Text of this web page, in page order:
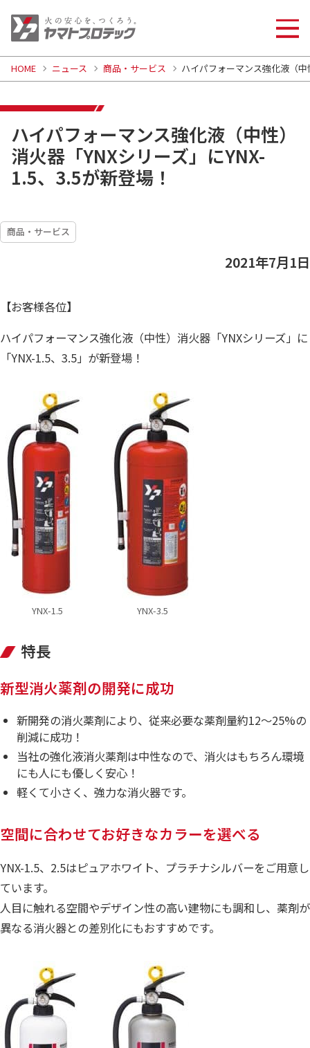
ハイパフォーマンス強化液（中性）
消火器「YNXシリーズ」にYNX-
1.5、3.5が新登場！
HOME ニュース 商品・サービス ハイパフォーマンス強化液（
商品・サービス
2021年7月1日
【お客様各位】
ハイパフォーマンス強化液（中性）消火器「YNXシリーズ」に
「YNX-1.5、3.5」が新登場！
YNX-1.5 YNX-3.5
特長
新型消火薬剤の開発に成功
新開発の消火薬剤により、従来必要な薬剤量約12～25%の
削減に成功！
当社の強化液消火薬剤は中性なので、消火はもちろん環境
にも人にも優しく安心！
軽くて小さく、強力な消火器です。
空間に合わせてお好きなカラーを選べる
YNX-1.5、2.5はピュアホワイト、プラチナシルバーをご用意し
ています。
人目に触れる空間やデザイン性の高い建物にも調和し、薬剤が
異なる消火器との差別化にもおすすめです。